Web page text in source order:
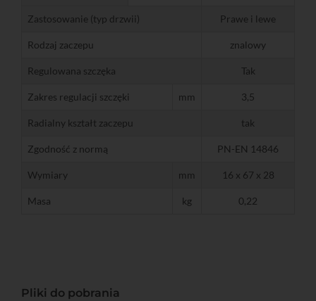
Zastosowanie (typ drzwii) Prawe i lewe
Rodzaj zaczepu znalowy
Regulowana szczęka Tak
Zakres regulacji szczęki mm 3,5
Radialny kształt zaczepu tak
Zgodność z normą PN-EN 14846
Wymiary mm 16 x 67 x 28
Masa kg 0,22
Pliki do pobrania